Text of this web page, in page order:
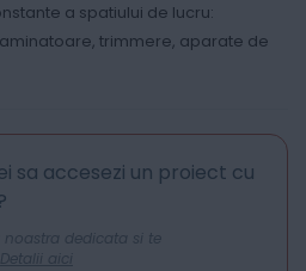
a spatiului de lucru:
trimmere, aparate de
sa accesezi un proiect cu
dedicata si te
Detalii aici